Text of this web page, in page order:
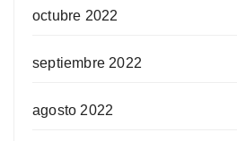
octubre 2022
septiembre 2022
agosto 2022